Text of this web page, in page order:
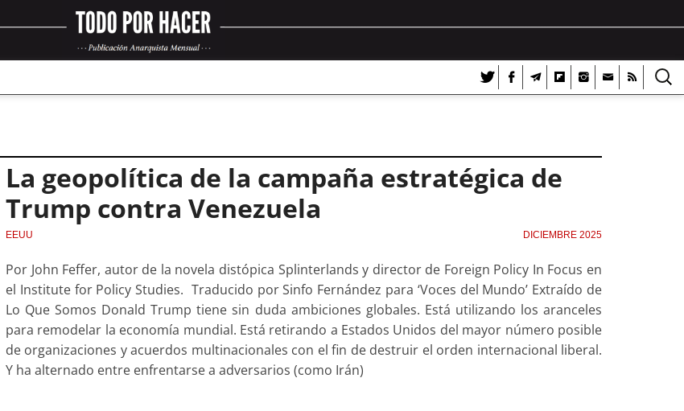
La geopolítica de la campaña estratégica de
Trump contra Venezuela
EEUU DICIEMBRE 2025
Por John Feffer, autor de la novela distópica Splinterlands y director de Foreign Policy In Focus en
el Institute for Policy Studies. Traducido por Sinfo Fernández para ‘Voces del Mundo’ Extraído de
Lo Que Somos Donald Trump tiene sin duda ambiciones globales. Está utilizando los aranceles
para remodelar la economía mundial. Está retirando a Estados Unidos del mayor número posible
de organizaciones y acuerdos multinacionales con el fin de destruir el orden internacional liberal.
Y ha alternado entre enfrentarse a adversarios (como Irán)